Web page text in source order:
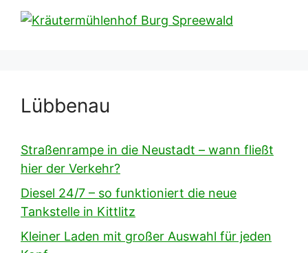
Lübbenau
Straßenrampe in die Neustadt – wann fließt
hier der Verkehr?
Diesel 24/7 – so funktioniert die neue
Tankstelle in Kittlitz
Kleiner Laden mit großer Auswahl für jeden